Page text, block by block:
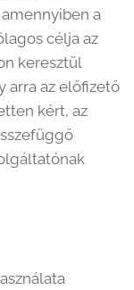
a
célja az
keresztül
arra az előfizető
kért, az